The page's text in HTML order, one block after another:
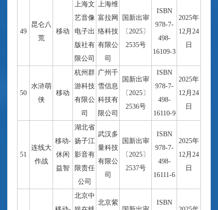
49
昆仑八
荒
移动
上海文
艺音像
电子出
版社有
限公司
上海维
富拉网
络科技
有限公
司
国新出审
〔2025〕
2535号
ISBN
978-7-
498-
16109-3
2025年
12月24
日
50
水浒萌
侠
移动
杭州群
游科技
有限公
司
广州千
雪信息
科技有
限公司
国新出审
〔2025〕
2536号
ISBN
978-7-
498-
16110-9
2025年
12月24
日
51
连线大
作战
移动-
休闲
益智
湖北省
扬子江
影音有
限责任
公司
武汉多
量科技
有限公
司
国新出审
〔2025〕
2537号
ISBN
978-7-
498-
16111-6
2025年
12月24
日
北京中
北京紫
ISBN